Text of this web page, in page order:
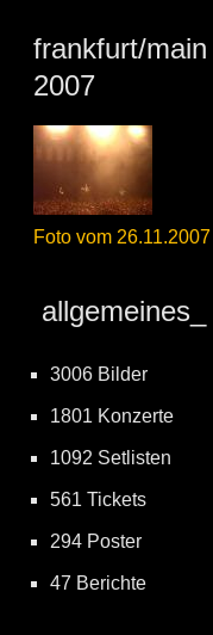
frankfurt/main
2007
Foto vom 26.11.2007
allgemeines_
3006 Bilder
1801 Konzerte
1092 Setlisten
561 Tickets
294 Poster
47 Berichte